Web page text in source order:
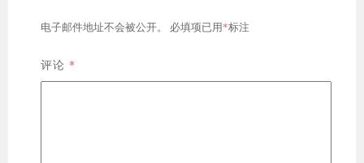
电子邮件地址不会被公开。 必填项已用 *标注
评论 *